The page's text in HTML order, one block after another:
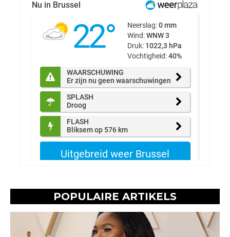
POPULAIRE ARTIKELS